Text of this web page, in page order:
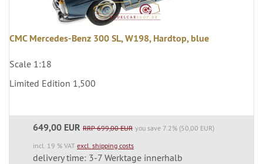
CMC Mercedes-Benz 300 SL, W198, Hardtop, blue
Scale 1:18
Limited Edition 1,500
649,00 EUR RRP 699,00 EUR you save 7.2% (50,00 EUR)
incl. 19 % VAT excl. shipping costs
delivery time: 3-7 Werktage innerhalb